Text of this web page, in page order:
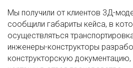
Мы получили от клиентов 3Д-
сообщили габариты кейса, в
осуществляться
инженеры-конструкторы
конструкторскую документацию,